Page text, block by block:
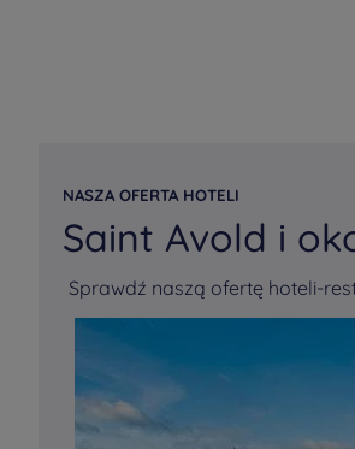
NASZA OFERTA HOTELI
Saint Avold i
Sprawdź naszą ofertę hoteli-